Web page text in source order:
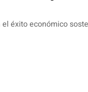
éxito económico